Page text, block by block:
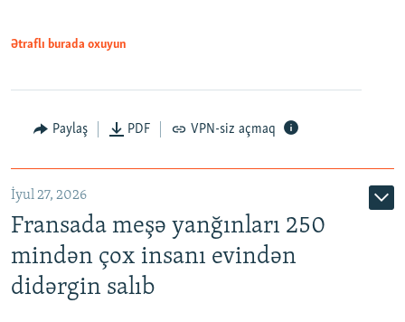
Ətraflı burada oxuyun
Paylaş PDF VPN-siz açmaq
İyul 27, 2026
Fransada meşə yanğınları 250
mindən çox insanı evindən
didərgin salıb